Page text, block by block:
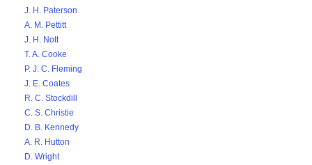
J. H. Paterson
A. M. Pettitt
J. H. Nott
T. A. Cooke
P. J. C. Fleming
J. E. Coates
R. C. Stockdill
C. S. Christie
D. B. Kennedy
A. R. Hutton
D. Wright